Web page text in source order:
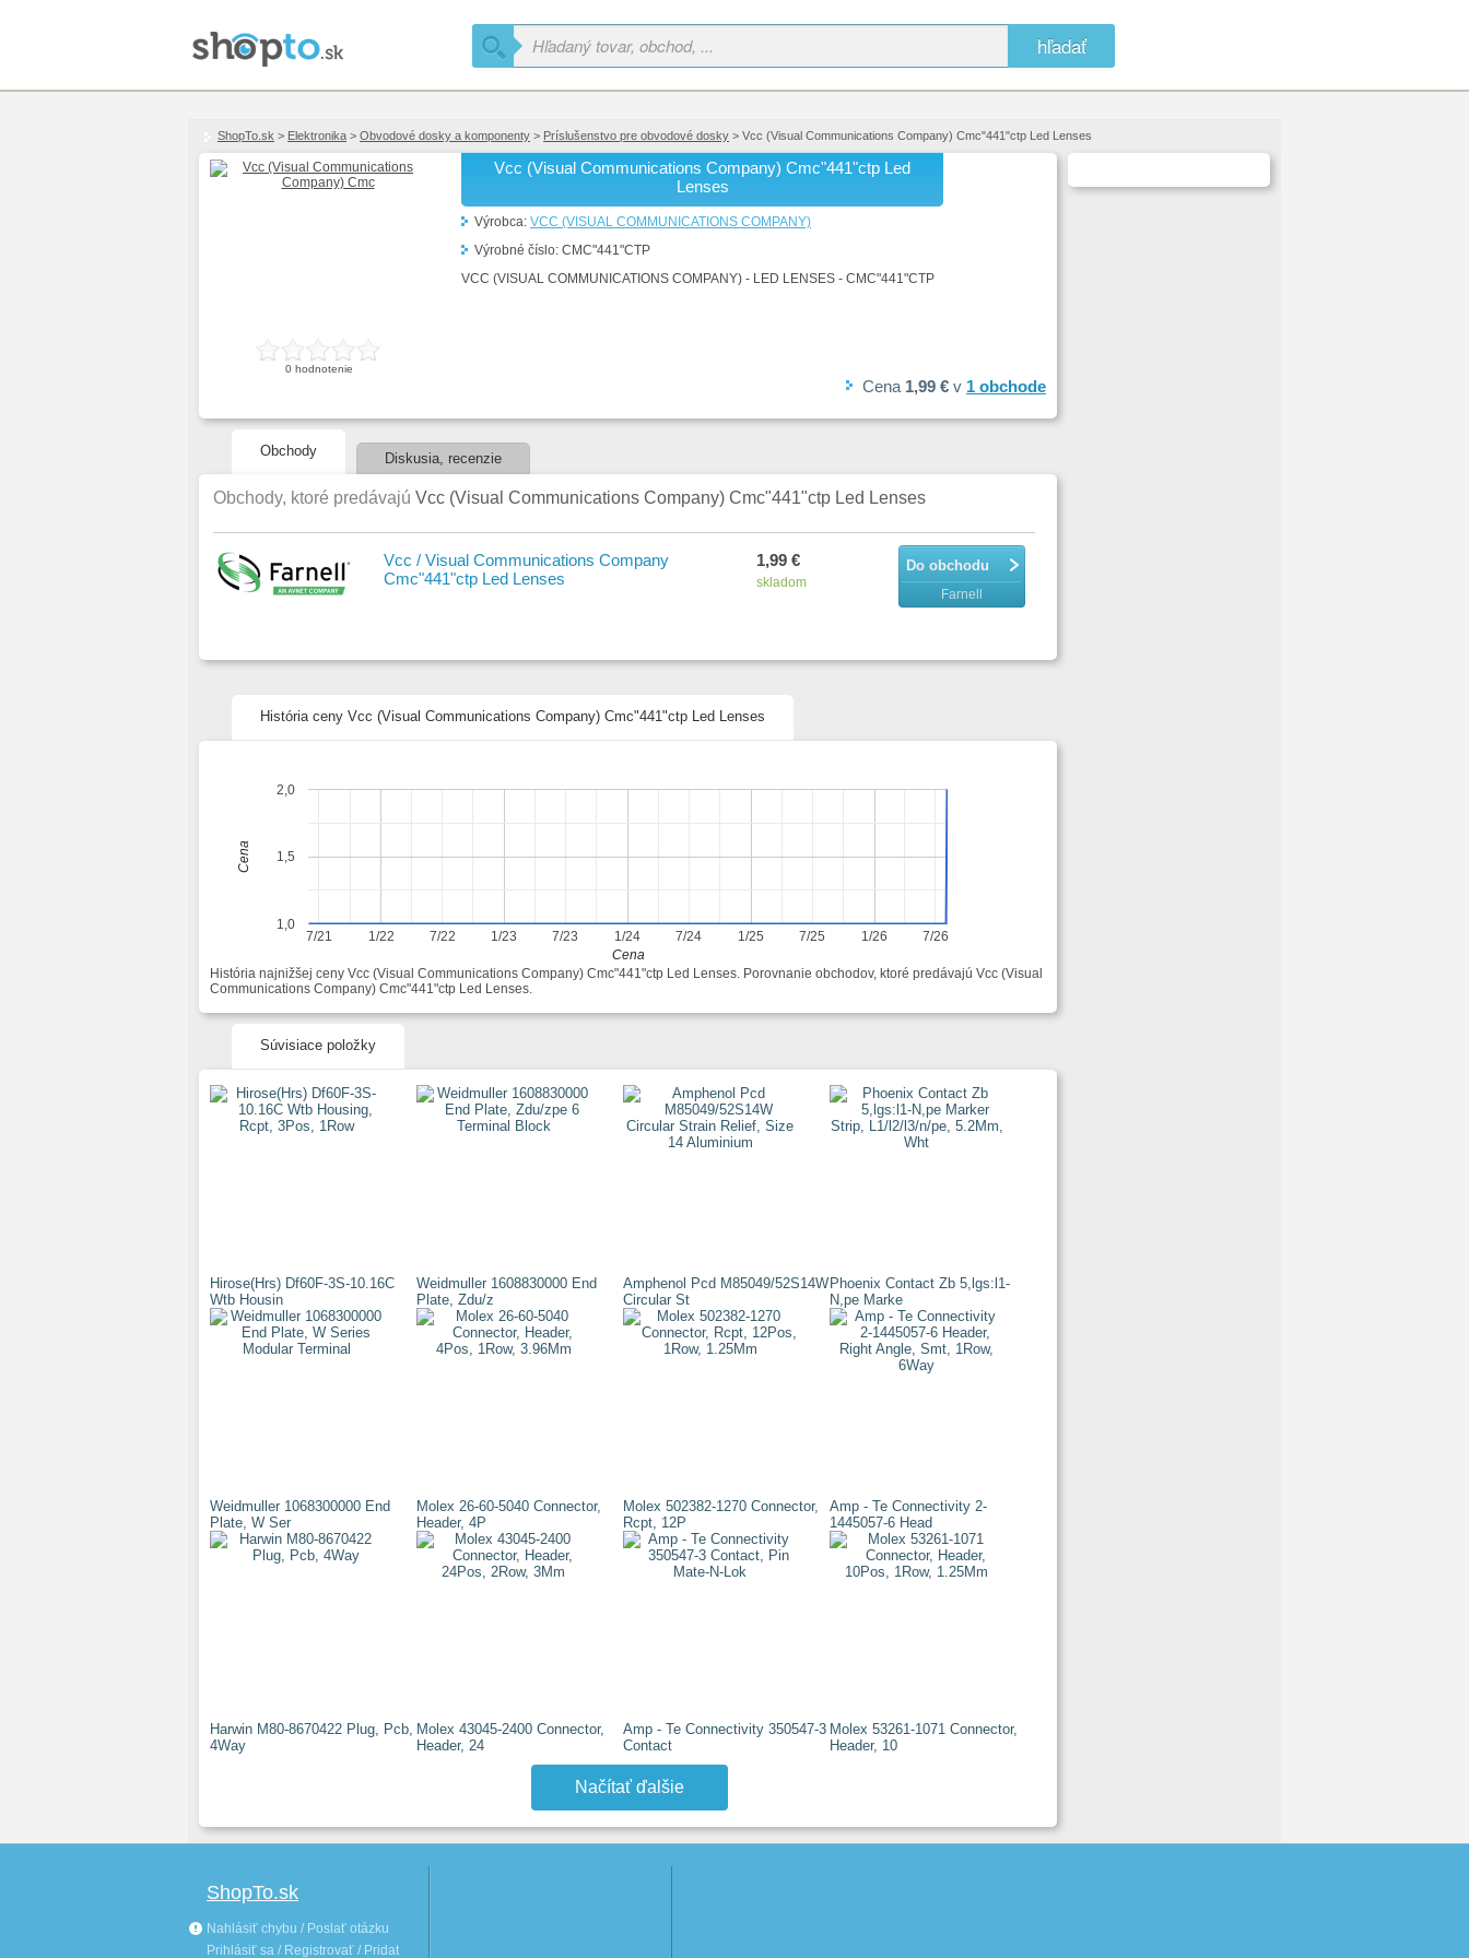
hľadať
ShopTo.sk > Elektronika > Obvodové dosky a komponenty > Príslušenstvo pre obvodové dosky > Vcc (Visual Communications Company) Cmc"441"ctp Led Lenses
Vcc (Visual Communications Company) Cmc"441"ctp Led
Lenses
0hodnotenie
Výrobca: VCC (VISUAL COMMUNICATIONS COMPANY)
Výrobné číslo: CMC"441"CTP
VCC (VISUAL COMMUNICATIONS COMPANY) - LED LENSES - CMC"441"CTP
Cena 1,99 € v 1 obchode
Obchody Diskusia, recenzie
Obchody, ktoré predávajú Vcc (Visual Communications Company) Cmc"441"ctp Led Lenses
Vcc / Visual Communications Company
Cmc"441"ctp Led Lenses
Do obchodu
Farnell
1,99 €
skladom
História ceny Vcc (Visual Communications Company) Cmc"441"ctp Led Lenses
1/22 1/23 1/24 1/25 1/26
7/21 7/22 7/23 7/24 7/25 7/26
1,0
1,5
2,0
Cena
Cena
História najnižšej ceny Vcc (Visual Communications Company) Cmc"441"ctp Led Lenses. Porovnanie obchodov, ktoré predávajú Vcc (Visual
Communications Company) Cmc"441"ctp Led Lenses.
Súvisiace položky
Hirose(Hrs) Df60F-3S-10.16C
Wtb Housin
Weidmuller 1608830000 End
Plate, Zdu/z
Amphenol Pcd M85049/52S14W
Circular St
Phoenix Contact Zb 5,lgs:l1-
N,pe Marke
Weidmuller 1068300000 End
Plate, W Ser
Molex 26-60-5040 Connector,
Header, 4P
Molex 502382-1270 Connector,
Rcpt, 12P
Amp - Te Connectivity 2-
1445057-6 Head
Harwin M80-8670422 Plug, Pcb,
4Way
Molex 43045-2400 Connector,
Header, 24
Amp - Te Connectivity 350547-3
Contact
Molex 53261-1071 Connector,
Header, 10
Načítať ďalšie
ShopTo.sk
Nahlásiť chybu / Poslať otázku
Prihlásiť sa / Registrovať / Pridat